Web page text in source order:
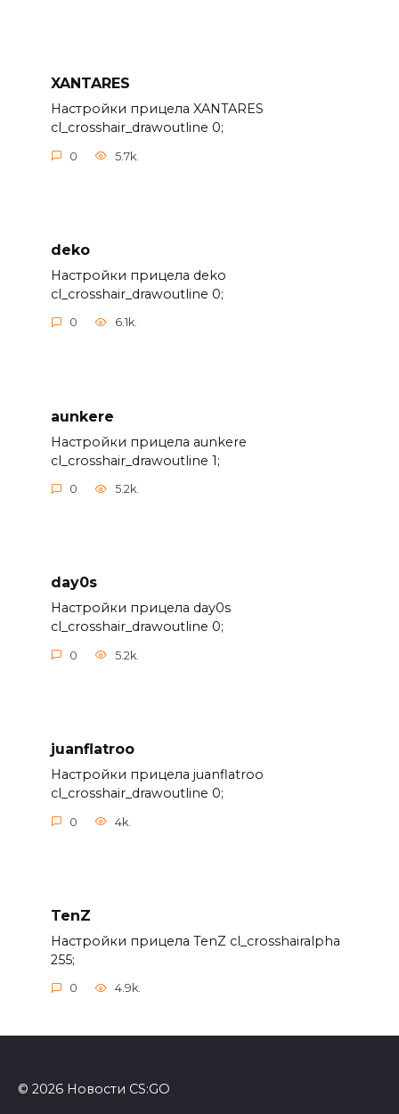
XANTARES
Настройки прицела XANTARES
cl_crosshair_drawoutline 0;
0 5.7k.
deko
Настройки прицела deko
cl_crosshair_drawoutline 0;
0 6.1k.
aunkere
Настройки прицела aunkere
cl_crosshair_drawoutline 1;
0 5.2k.
day0s
Настройки прицела day0s
cl_crosshair_drawoutline 0;
0 5.2k.
juanflatroo
Настройки прицела juanflatroo
cl_crosshair_drawoutline 0;
0 4k.
TenZ
Настройки прицела TenZ cl_crosshairalpha
255;
0 4.9k.
© 2026 Новости CS:GO